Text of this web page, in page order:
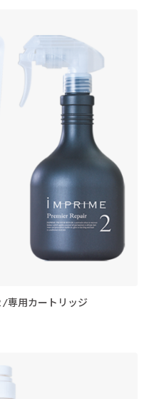
/専用カートリッジ